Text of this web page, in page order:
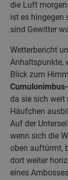
die Luft
ist es hingegen
sind Gewitter
Wetterbericht
Anhaltspunkte,
Blick zum
da sie sich weit
Häufchen
Auf der
wenn sich die
oben auftürmt,
dort weiter
eines